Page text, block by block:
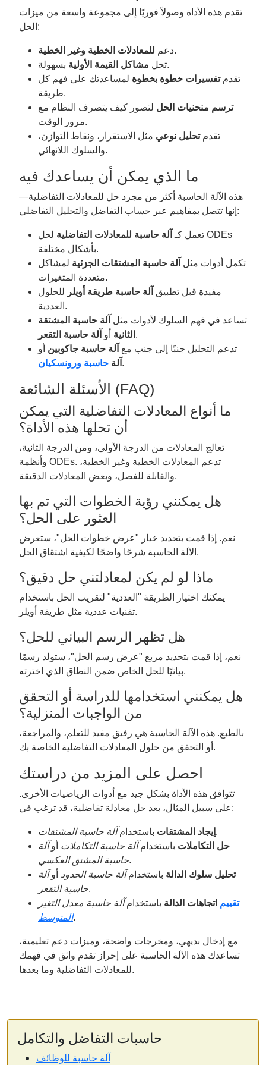
تقدم هذه الأداة وصولاً فوريًا إلى مجموعة واسعة من ميزات
الحل:
دعم للمعادلات الخطية وغير الخطية
.
تحل مشاكل القيمة الأولية
بسهولة.
تقدمتفسيرات خطوة بخطوة لمساعدتك على فهم كل
طريقة.
ترسم منحنيات الحل لتصور كيف يتصرف النظام مع
مرور الوقت.
تقدمتحليل نوعي مثل الاستقرار، ونقاط التوازن،
والسلوك اللانهائي.
ما الذي يمكن أن يساعدك فيه
هذه الآلة الحاسبة أكثر من مجرد حل للمعادلات التفاضلية—
إنها تتصل بمفاهيم عبر حساب التفاضل والتحليل التفاضلي:
تعمل كـ آلة حاسبة للمعادلات التفاضلية لحل ODEs
بأشكال مختلفة.
تكمل أدوات مثل آلة حاسبة المشتقات الجزئية لمشاكل
متعددة المتغيرات.
مفيدة قبل تطبيق آلة حاسبة طريقة أويلر للحلول
العددية.
تساعد في فهم السلوك لأدوات مثل آلة حاسبة المشتقة
الثانية أو آلة حاسبة التقعر
.
تدعم التحليل جنبًا إلى جنب مع آلة حاسبة جاكوبين أو
آلة حاسبة ورونسكيان .
الأسئلة الشائعة (FAQ)
ما أنواع المعادلات التفاضلية التي يمكن
أن تحلها هذه الأداة؟
تعالج المعادلات من الدرجة الأولى، ومن الدرجة الثانية،
وأنظمة ODEs. تدعم المعادلات الخطية وغير الخطية،
والقابلة للفصل، وبعض المعادلات الدقيقة.
هل يمكنني رؤية الخطوات التي تم بها
العثور على الحل؟
نعم. إذا قمت بتحديد خيار "عرض خطوات الحل"، ستعرض
الآلة الحاسبة شرحًا واضحًا لكيفية اشتقاق الحل.
ماذا لو لم يكن لمعادلتني حل دقيق؟
يمكنك اختيار الطريقة "العددية" لتقريب الحل باستخدام
تقنيات عددية مثل طريقة أويلر.
هل تظهر الرسم البياني للحل؟
نعم، إذا قمت بتحديد مربع "عرض رسم الحل"، ستولد رسمًا
بيانيًا للحل الخاص ضمن النطاق الذي اخترته.
هل يمكنني استخدامها للدراسة أو التحقق
من الواجبات المنزلية؟
بالطبع. هذه الآلة الحاسبة هي رفيق مفيد للتعلم، والمراجعة،
أو التحقق من حلول المعادلات التفاضلية الخاصة بك.
احصل على المزيد من دراستك
تتوافق هذه الأداة بشكل جيد مع أدوات الرياضيات الأخرى.
على سبيل المثال، بعد حل معادلة تفاضلية، قد ترغب في:
إيجاد المشتقات باستخدامآلة حاسبة المشتقات
.
حل التكاملات باستخدامآلة حاسبة التكاملات أوآلة
حاسبة المشتق العكسي.
تحليل سلوك الدالة باستخدامآلة حاسبة الحدود أوآلة
حاسبة التقعر.
تقييم اتجاهات الدالة باستخدامآلة حاسبة معدل التغير
المتوسط.
مع إدخال بديهي، ومخرجات واضحة، وميزات دعم تعليمية،
تساعدك هذه الآلة الحاسبة على إحراز تقدم واثق في فهمك
للمعادلات التفاضلية وما بعدها.
حاسبات التفاضل والتكامل
آلة حاسبة للوظائف